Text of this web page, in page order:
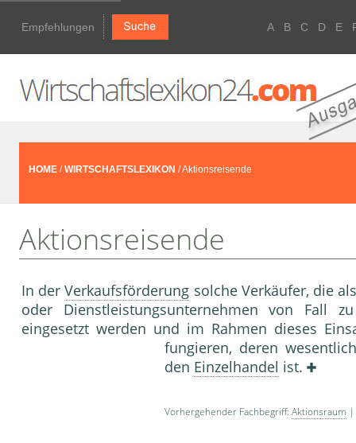
Empfehlungen A B C D E
HOME /WIRTSCHAFTSLEXIKON / Aktionsreisende
Aktionsreisende
In derVerkaufsförderung solche Verkäufer, die
oder Dienstleistungsunterneh­men von Fall
eingesetzt werden und im Rahmen dieses
fungieren, deren
den Einzelhandel ist.
Vorhergehender Fachbegriff: Aktionsraum |